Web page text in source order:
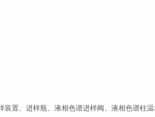
置、进样瓶、液相色谱进样阀、液相色谱柱